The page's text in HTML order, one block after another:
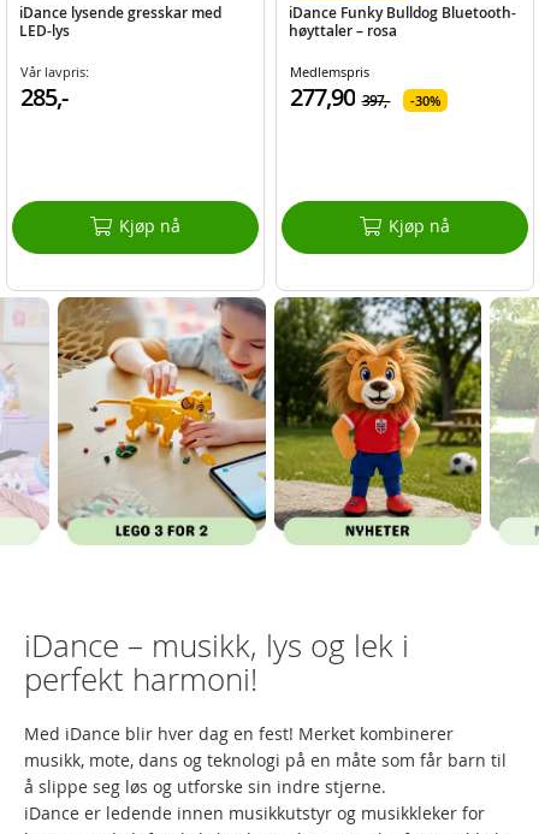
iDance lysende gresskar med
LED-lys
Vår lavpris:
285,-
Kjøp nå
iDance Funky Bulldog Bluetooth-
høyttaler – rosa
Medlemspris
277,90 397,- 30%
Kjøp nå
iDance – musikk, lys og lek i
perfekt harmoni!
Med iDance blir hver dag en fest! Merket kombinerer
musikk, mote, dans og teknologi på en måte som får barn til
å slippe seg løs og utforske sin indre stjerne.
iDance er ledende innen musikkutstyr og musikkleker for